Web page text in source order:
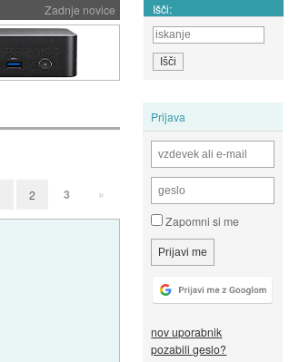
Zadnje novice Išči:
Prijava
Zapomni si me
nov uporabnik
pozabili geslo?
2 3 »